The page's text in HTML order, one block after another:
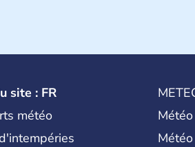
site : FR
météo